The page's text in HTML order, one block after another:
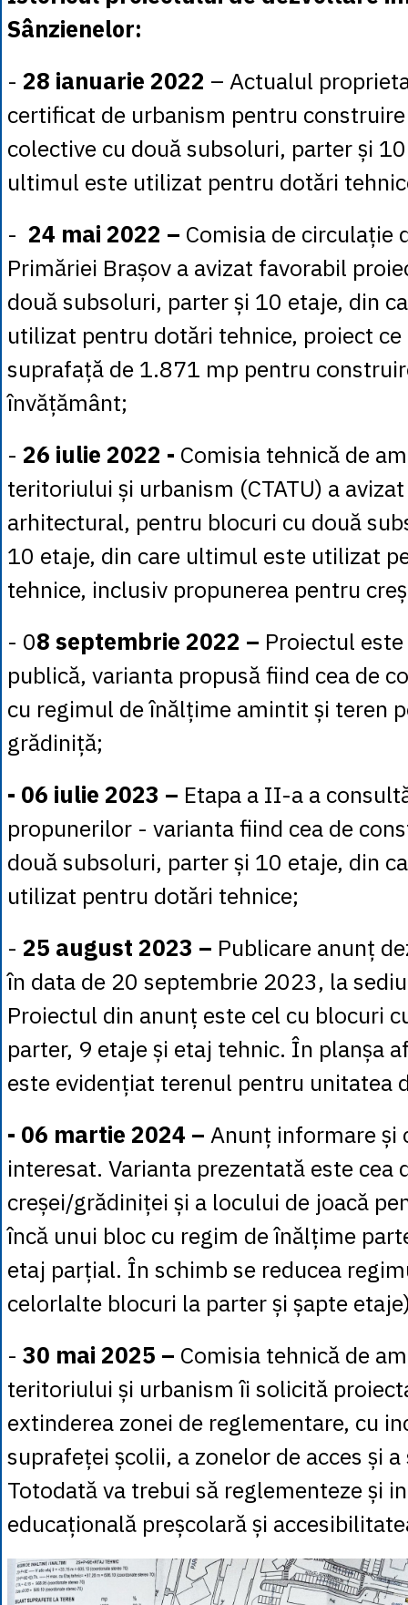
Sânzienelor:
- 28 ianuarie 2022 – Actualul
certificat de urbanism pentru
colective cu două subsoluri, parter și
ultimul este utilizat pentru dotări
- 24 mai 2022 – Comisia de circulație
Primăriei Brașov a avizat favorabil
două subsoluri, parter și 10 etaje, din
utilizat pentru dotări tehnice, proiect ce
suprafață de 1.871 mp pentru
învățământ;
- 26 iulie 2022 - Comisia tehnică de
teritoriului și urbanism (CTATU) a
arhitectural, pentru blocuri cu două
10 etaje, din care ultimul este utilizat
tehnice, inclusiv propunerea pentru
- 08 septembrie 2022 – Proiectul
publică, varianta propusă fiind cea de
cu regimul de înălțime amintit și teren
grădiniță;
- 06 iulie 2023 – Etapa a II-a a
propunerilor - varianta fiind cea de
două subsoluri, parter și 10 etaje, din
utilizat pentru dotări tehnice;
- 25 august 2023 – Publicare anunț
în data de 20 septembrie 2023, la
Proiectul din anunț este cel cu blocuri
parter, 9 etaje și etaj tehnic. În planșa
este evidențiat terenul pentru unitatea
- 06 martie 2024 – Anunț informare și
interesat. Varianta prezentată este cea
creșei/grădiniței și a locului de joacă
încă unui bloc cu regim de înălțime
etaj parțial. În schimb se reducea
celorlalte blocuri la parter și șapte
- 30 mai 2025 – Comisia tehnică de
teritoriului și urbanism îi solicită
extinderea zonei de reglementare, cu
suprafeței școlii, a zonelor de acces și
Totodată va trebui să reglementeze și
educațională preșcolară și